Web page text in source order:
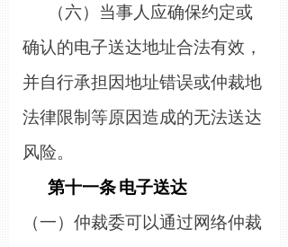
（六） 当事人应确保约定或
确认的电子送达地址合法有效，
并自行承担因地址错误或仲裁地
法律限制等原因造成的无法送达
风险。
第十一条电子送达
（一）仲裁委可以通过网络仲裁